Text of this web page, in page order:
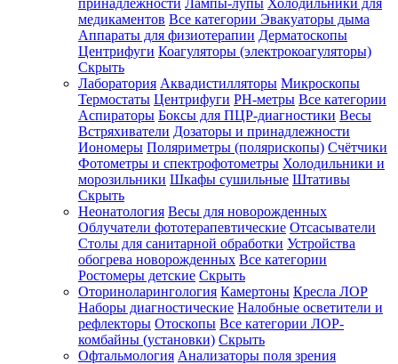
принадлежности Лампы-лупы Холодильники для
медикаментов Все категории Эвакуаторы дыма
Аппараты для физиотерапии Дерматоскопы
Центрифуги Коагуляторы (электрокоагуляторы)
Скрыть
Лаборатория Аквадистилляторы Микроскопы
Термостаты Центрифуги PH-метры Все категории
Аспираторы Боксы для ПЦР-диагностики Весы
Встряхиватели Дозаторы и принадлежности
Иономеры Поляриметры (полярископы) Счётчики
Фотометры и спектрофотометры Холодильники и
морозильники Шкафы сушильные Штативы
Скрыть
Неонатология Весы для новорожденных
Облучатели фототерапевтические Отсасыватели
Столы для санитарной обработки Устройства
обогрева новорожденных Все категории
Ростомеры детские Скрыть
Оториноларингология Камертоны Кресла ЛОР
Наборы диагностические Налобные осветители и
рефлекторы Отоскопы Все категории ЛОР-
комбайны (установки) Скрыть
Офтальмология Анализаторы поля зрения